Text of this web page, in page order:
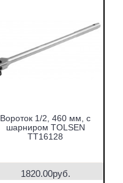
Вороток 1/2, 460 мм, с
шарниром TOLSEN
TT16128
1820.00руб.